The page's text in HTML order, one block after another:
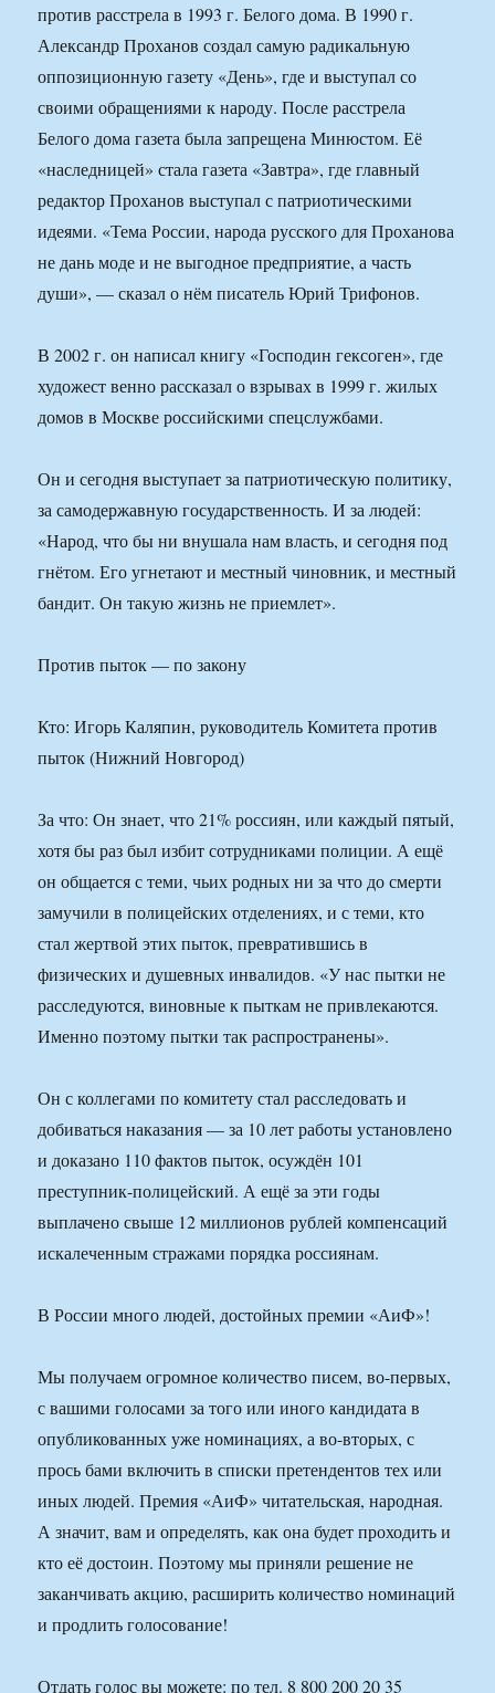
против расстрела в 1993 г. Белого дома. В 1990 г.
Александр Проханов создал самую радикальную
оппозиционную газету «День», где и выступал со
своими обращениями к народу. После расстрела
Белого дома газета была запрещена Минюстом. Её
«наследницей» стала газета «Завтра», где главный
редактор Проханов выступал с патриотическими
идеями. «Тема России, народа русского для Проханова
не дань моде и не выгодное предприятие, а часть
души», — сказал о нём писатель Юрий Трифонов.
В 2002 г. он написал книгу «Господин гексоген», где
художест венно рассказал о взрывах в 1999 г. жилых
домов в Москве российскими спецслужбами.
Он и сегодня выступает за патриотическую политику,
за самодержавную государственность. И за людей:
«Народ, что бы ни внушала нам власть, и сегодня под
гнётом. Его угнетают и местный чиновник, и местный
бандит. Он такую жизнь не приемлет».
Против пыток — по закону
Кто: Игорь Каляпин, руководитель Комитета против
пыток (Нижний Новгород)
За что: Он знает, что 21% россиян, или каждый пятый,
хотя бы раз был избит сотрудниками полиции. А ещё
он общается с теми, чьих родных ни за что до смерти
замучили в полицейских отделениях, и с теми, кто
стал жертвой этих пыток, превратившись в
физических и душевных инвалидов. «У нас пытки не
расследуются, виновные к пыткам не привлекаются.
Именно поэтому пытки так распространены».
Он с коллегами по комитету стал расследовать и
добиваться наказания — за 10 лет работы установлено
и доказано 110 фактов пыток, осуждён 101
преступник-полицейский. А ещё за эти годы
выплачено свыше 12 миллионов рублей компенсаций
искалеченным стражами порядка россиянам.
В России много людей, достойных премии «АиФ»!
Мы получаем огромное количество писем, во-первых,
с вашими голосами за того или иного кандидата в
опубликованных уже номинациях, а во-вторых, с
прось бами включить в списки претендентов тех или
иных людей. Премия «АиФ» читательская, народная.
А значит, вам и определять, как она будет проходить и
кто её достоин. Поэтому мы приняли решение не
заканчивать акцию, расширить количество номинаций
и продлить голосование!
Отдать голос вы можете: по тел. 8 800 200 20 35